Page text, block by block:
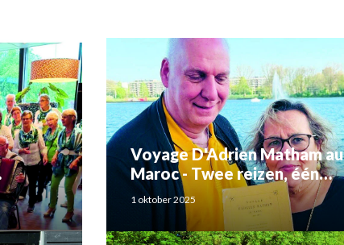
Voyage D'Adrien Matham au
Maroc - Twee reizen, één
verhaal: Adriaan Matham en
Rahma el Mouden
1 oktober 2025